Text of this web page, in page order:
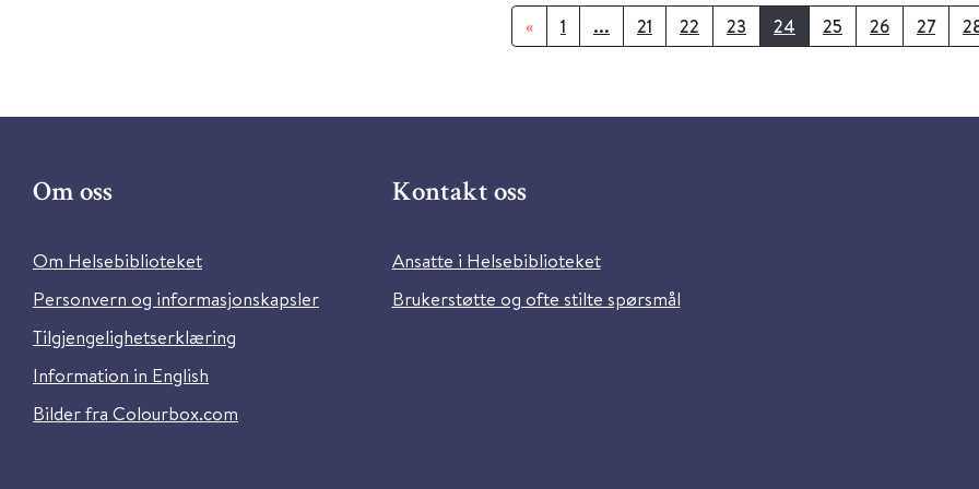
« 1 ... 21 22 23 24 25 26 27
Om oss
Om Helsebiblioteket
Personvern og informasjonskapsler
Tilgjengelighetserklæring
Information in English
Bilder fra Colourbox.com
Kontakt oss
Ansatte i Helsebiblioteket
Brukerstøtte og ofte stilte spørsmål